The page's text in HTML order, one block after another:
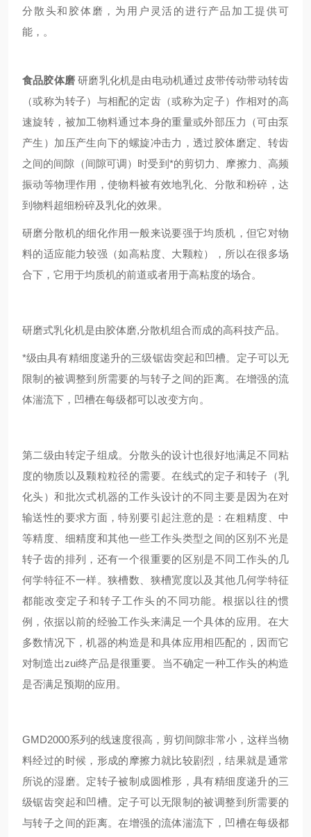
分散头和胶体磨，为用户灵活的进行产品加工提供可
能，。
食品胶体磨 研磨乳化机是由电动机通过皮带传动带动转齿
（或称为转子）与相配的定齿（或称为定子）作相对的高
速旋转，被加工物料通过本身的重量或外部压力（可由泵
产生）加压产生向下的螺旋冲击力，透过胶体磨定、转齿
之间的间隙（间隙可调）时受到*的剪切力、摩擦力、高频
振动等物理作用，使物料被有效地乳化、分散和粉碎，达
到物料超细粉碎及乳化的效果。
研磨分散机的细化作用一般来说要强于均质机，但它对物
料的适应能力较强（如高粘度、大颗粒），所以在很多场
合下，它用于均质机的前道或者用于高粘度的场合。
研磨式乳化机是由胶体磨,分散机组合而成的高科技产品。
*级由具有精细度递升的三级锯齿突起和凹槽。定子可以无
限制的被调整到所需要的与转子之间的距离。在增强的流
体湍流下，凹槽在每级都可以改变方向。
第二级由转定子组成。分散头的设计也很好地满足不同粘
度的物质以及颗粒粒径的需要。在线式的定子和转子（乳
化头）和批次式机器的工作头设计的不同主要是因为在对
输送性的要求方面，特别要引起注意的是：在粗精度、中
等精度、细精度和其他一些工作头类型之间的区别不光是
转子齿的排列，还有一个很重要的区别是不同工作头的几
何学特征不一样。狭槽数、狭槽宽度以及其他几何学特征
都能改变定子和转子工作头的不同功能。根据以往的惯
例，依据以前的经验工作头来满足一个具体的应用。在大
多数情况下，机器的构造是和具体应用相匹配的，因而它
对制造出zui终产品是很重要。当不确定一种工作头的构造
是否满足预期的应用。
GMD2000系列的线速度很高，剪切间隙非常小，这样当物
料经过的时候，形成的摩擦力就比较剧烈，结果就是通常
所说的湿磨。定转子被制成圆椎形，具有精细度递升的三
级锯齿突起和凹槽。定子可以无限制的被调整到所需要的
与转子之间的距离。在增强的流体湍流下，凹槽在每级都